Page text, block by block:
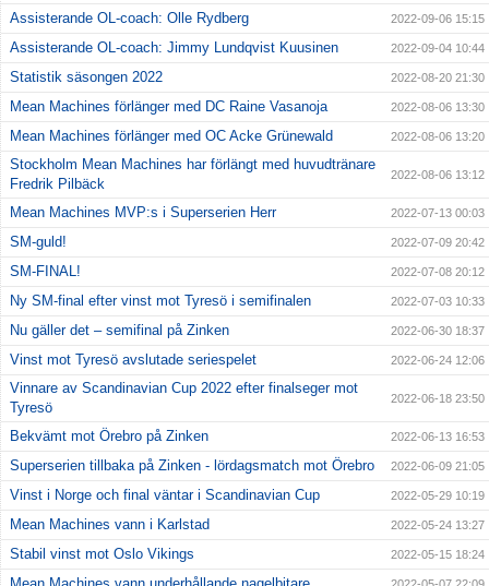
Assisterande OL-coach: Olle Rydberg 2022-09-06 15:15
Assisterande OL-coach: Jimmy Lundqvist Kuusinen 2022-09-04 10:44
Statistik säsongen 2022 2022-08-20 21:30
Mean Machines förlänger med DC Raine Vasanoja 2022-08-06 13:30
Mean Machines förlänger med OC Acke Grünewald 2022-08-06 13:20
Stockholm Mean Machines har förlängt med huvudtränare
Fredrik Pilbäck
2022-08-06 13:12
Mean Machines MVP:s i Superserien Herr 2022-07-13 00:03
SM-guld! 2022-07-09 20:42
SM-FINAL! 2022-07-08 20:12
Ny SM-final efter vinst mot Tyresö i semifinalen 2022-07-03 10:33
Nu gäller det – semifinal på Zinken 2022-06-30 18:37
Vinst mot Tyresö avslutade seriespelet 2022-06-24 12:06
Vinnare av Scandinavian Cup 2022 efter finalseger mot
Tyresö
2022-06-18 23:50
Bekvämt mot Örebro på Zinken 2022-06-13 16:53
Superserien tillbaka på Zinken - lördagsmatch mot Örebro 2022-06-09 21:05
Vinst i Norge och final väntar i Scandinavian Cup 2022-05-29 10:19
Mean Machines vann i Karlstad 2022-05-24 13:27
Stabil vinst mot Oslo Vikings 2022-05-15 18:24